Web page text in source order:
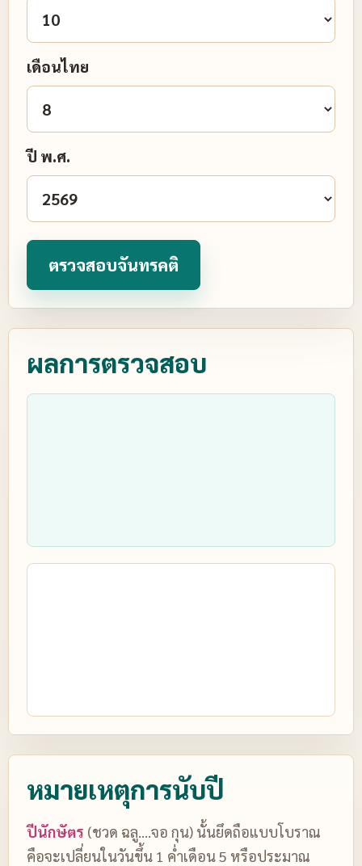
เดือนไทย
ปี พ.ศ.
ผลการตรวจสอบ
หมายเหตุการนับปี
ปีนักษัตร (ชวด ฉลู....จอ กุน) นั้นยึดถือแบบโบราณ
คือจะเปลี่ยนในวันขึ้น 1 ค่ำเดือน 5 หรือประมาณ